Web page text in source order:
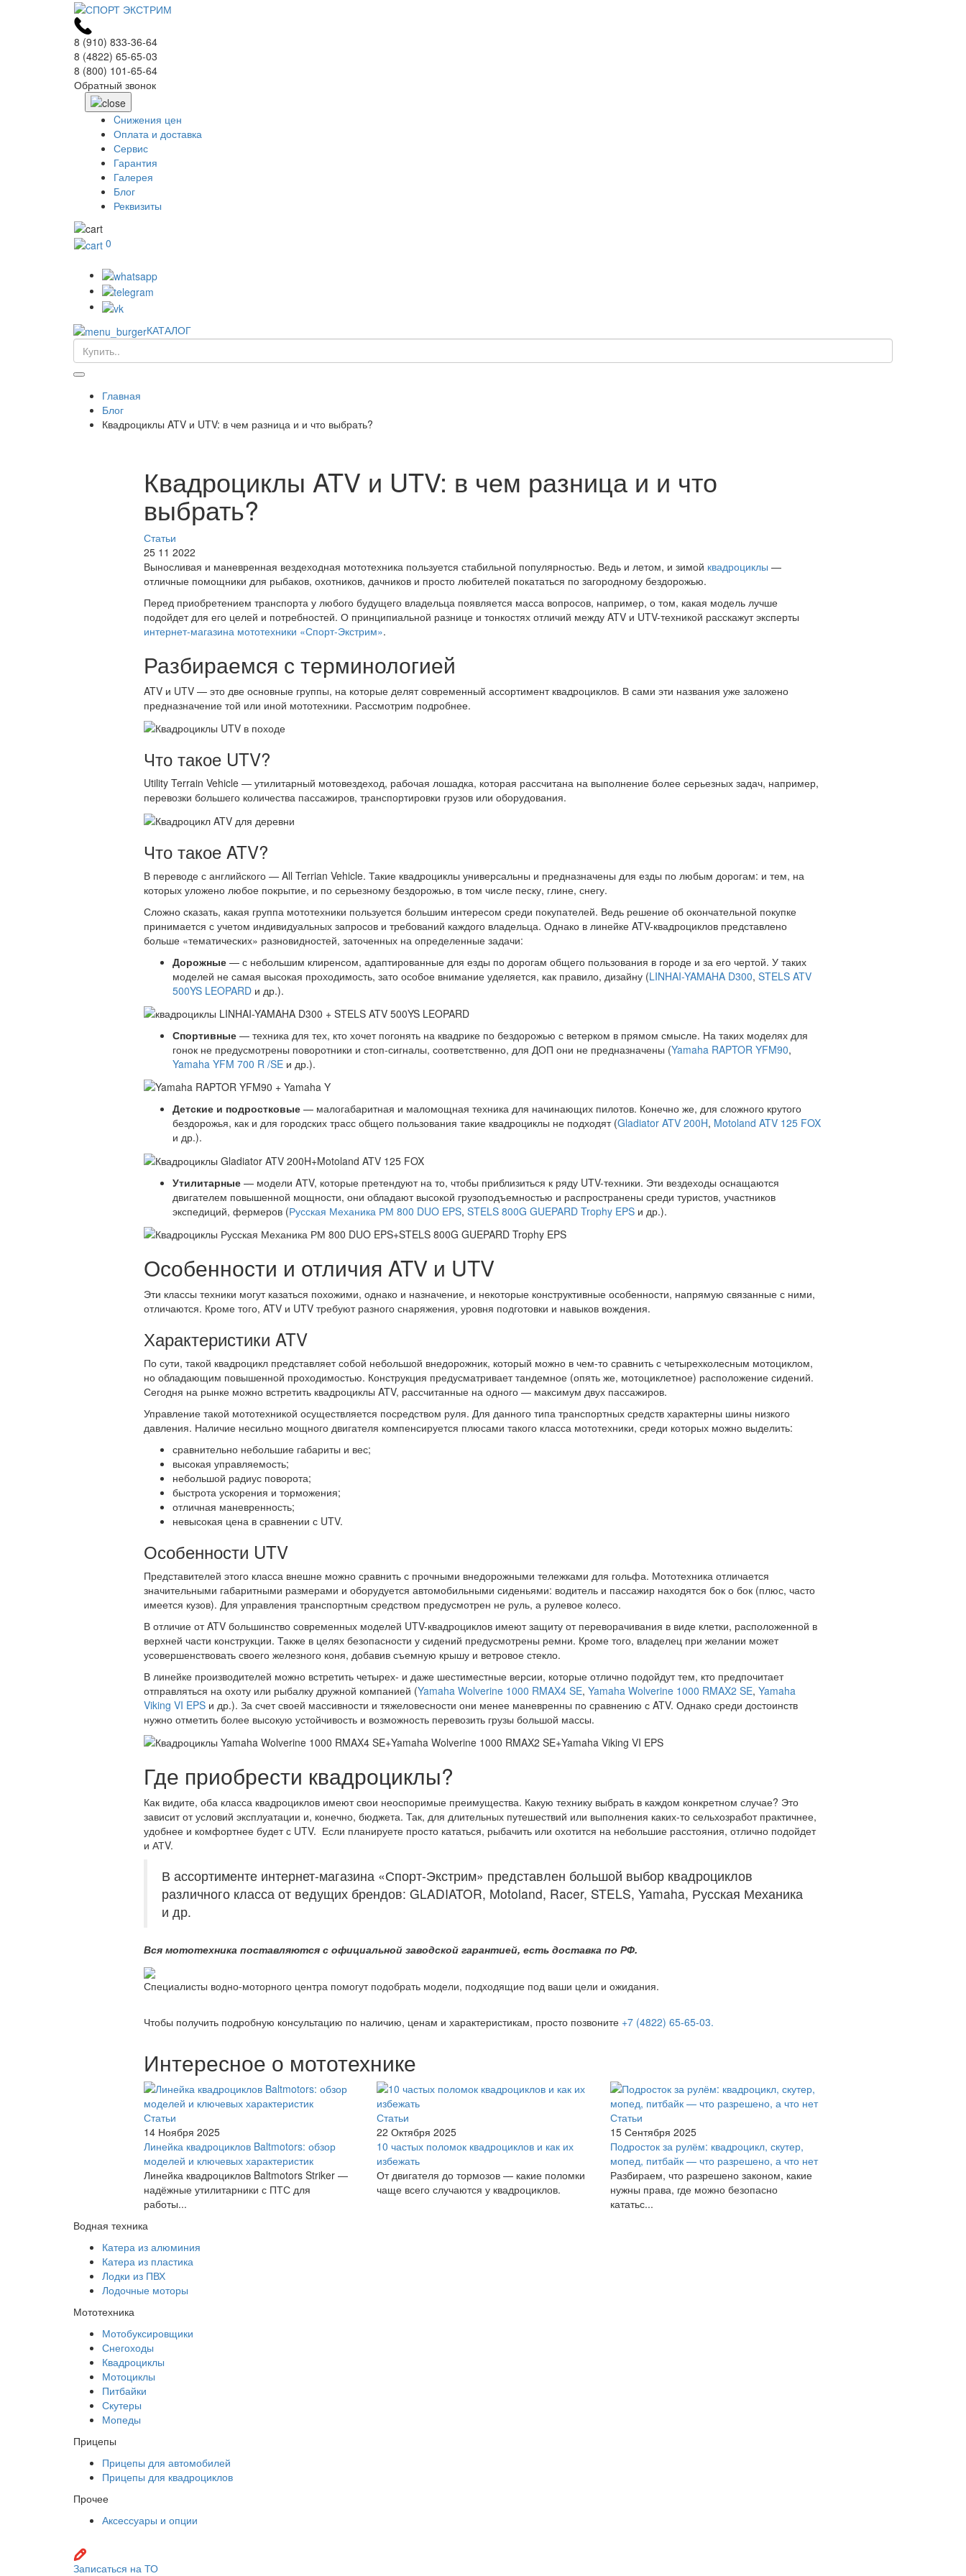
8 (910) 833-36-64
8 (4822) 65-65-03
8 (800) 101-65-64
Обратный звонок
Cнижения цен
Оплата и доставка
Сервис
Гарантия
Галерея
Блог
Реквизиты
0
КАТАЛОГ
Главная
Блог
Квадроциклы ATV и UTV: в чем разница и и что выбрать?
Квадроциклы ATV и UTV: в чем разница и и что
выбрать?
Статьи
25 11 2022
Выносливая и маневренная вездеходная мототехника пользуется стабильной популярностью. Ведь и летом, и зимой квадроциклы —
отличные помощники для рыбаков, охотников, дачников и просто любителей покататься по загородному бездорожью.
Перед приобретением транспорта у любого будущего владельца появляется масса вопросов, например, о том, какая модель лучше
подойдет для его целей и потребностей. О принципиальной разнице и тонкостях отличий между ATV и UTV-техникой расскажут эксперты
интернет-магазина мототехники «Спорт-Экстрим».
Разбираемся с терминологией
ATV и UTV — это две основные группы, на которые делят современный ассортимент квадроциклов. В сами эти названия уже заложено
предназначение той или иной мототехники. Рассмотрим подробнее.
Что такое UTV?
Utility Terrain Vehicle — утилитарный мотовездеход, рабочая лошадка, которая рассчитана на выполнение более серьезных задач, например,
перевозки большего количества пассажиров, транспортировки грузов или оборудования.
Что такое ATV?
В переводе с английского — All Terrian Vehicle. Такие квадроциклы универсальны и предназначены для езды по любым дорогам: и тем, на
которых уложено любое покрытие, и по серьезному бездорожью, в том числе песку, глине, снегу.
Сложно сказать, какая группа мототехники пользуется большим интересом среди покупателей. Ведь решение об окончательной покупке
принимается с учетом индивидуальных запросов и требований каждого владельца. Однако в линейке ATV-квадроциклов представлено
больше «тематических» разновидностей, заточенных на определенные задачи:
Дорожные— с небольшим клиренсом, адаптированные для езды по дорогам общего пользования в городе и за его чертой. У таких
моделей не самая высокая проходимость, зато особое внимание уделяется, как правило, дизайну (LINHAI-YAMAHA D300, STELS ATV
500YS LEOPARDи др.).
Спортивные— техника для тех, кто хочет погонять на квадрике по бездорожью с ветерком в прямом смысле. На таких моделях для
гонок не предусмотрены поворотники и стоп-сигналы, соответственно, для ДОП они не предназначены (Yamaha RAPTOR YFM90,
Yamaha YFM 700 R /SEи др.).
Детские и подростковые— малогабаритная и маломощная техника для начинающих пилотов. Конечно же, для сложного крутого
бездорожья, как и для городских трасс общего пользования такие квадроциклы не подходят (Gladiator ATV 200H, Motoland ATV 125 FOX
и др.).
Утилитарные— модели AТV, которые претендуют на то, чтобы приблизиться к ряду UTV-техники. Эти вездеходы оснащаются
двигателем повышенной мощности, они обладают высокой грузоподъемностью и распространены среди туристов, участников
экспедиций, фермеров (Русская Механика РМ 800 DUO EPS, STELS 800G GUEPARD Trophy EPSи др.).
Особенности и отличия ATV и UTV
Эти классы техники могут казаться похожими, однако и назначение, и некоторые конструктивные особенности, напрямую связанные с ними,
отличаются. Кроме того, ATV и UTV требуют разного снаряжения, уровня подготовки и навыков вождения.
Характеристики ATV
По сути, такой квадроцикл представляет собой небольшой внедорожник, который можно в чем-то сравнить с четырехколесным мотоциклом,
но обладающим повышенной проходимостью. Конструкция предусматривает тандемное (опять же, мотоциклетное) расположение сидений.
Сегодня на рынке можно встретить квадроциклы ATV, рассчитанные на одного — максимум двух пассажиров.
Управление такой мототехникой осуществляется посредством руля. Для данного типа транспортных средств характерны шины низкого
давления. Наличие несильно мощного двигателя компенсируется плюсами такого класса мототехники, среди которых можно выделить:
сравнительно небольшие габариты и вес;
высокая управляемость;
небольшой радиус поворота;
быстрота ускорения и торможения;
отличная маневренность;
невысокая цена в сравнении с UTV.
Особенности UTV
Представителей этого класса внешне можно сравнить с прочными внедорожными тележками для гольфа. Мототехника отличается
значительными габаритными размерами и оборудуется автомобильными сиденьями: водитель и пассажир находятся бок о бок (плюс, часто
имеется кузов). Для управления транспортным средством предусмотрен не руль, а рулевое колесо.
В отличие от ATV большинство современных моделей UTV-квадроциклов имеют защиту от переворачивания в виде клетки, расположенной в
верхней части конструкции. Также в целях безопасности у сидений предусмотрены ремни. Кроме того, владелец при желании может
усовершенствовать своего железного коня, добавив съемную крышу и ветровое стекло.
В линейке производителей можно встретить четырех- и даже шестиместные версии, которые отлично подойдут тем, кто предпочитает
отправляться на охоту или рыбалку дружной компанией (Yamaha Wolverine 1000 RMAX4 SE, Yamaha Wolverine 1000 RMAX2 SE, Yamaha
Viking VI EPSи др.). За счет своей массивности и тяжеловесности они менее маневренны по сравнению с ATV. Однако среди достоинств
нужно отметить более высокую устойчивость и возможность перевозить грузы большой массы.
Где приобрести квадроциклы?
Как видите, оба класса квадроциклов имеют свои неоспоримые преимущества. Какую технику выбрать в каждом конкретном случае? Это
зависит от условий эксплуатации и, конечно, бюджета. Так, для длительных путешествий или выполнения каких-то сельхозработ практичнее,
удобнее и комфортнее будет с UTV. Если планируете просто кататься, рыбачить или охотится на небольшие расстояния, отлично подойдет
и АТV.
В ассортименте интернет-магазина «Спорт-Экстрим» представлен большой выбор квадроциклов
различного класса от ведущих брендов: GLADIATOR, Motoland, Racer, STELS, Yamaha, Русская Механика
и др.
Вся мототехника поставляются с официальной заводской гарантией, есть доставка по РФ.
Специалисты водно-моторного центра помогут подобрать модели, подходящие под ваши цели и ожидания.
Чтобы получить подробную консультацию по наличию, ценам и характеристикам, просто позвоните +7 (4822) 65-65-03.
Интересное о мототехнике
Статьи
14 Ноября 2025
Линейка квадроциклов Baltmotors: обзор
моделей и ключевых характеристик
Линейка квадроциклов Baltmotors Striker —
надёжные утилитарники с ПТС для
работы...
Статьи
22 Октября 2025
10 частых поломок квадроциклов и как их
избежать
От двигателя до тормозов — какие поломки
чаще всего случаются у квадроциклов.
Статьи
15 Сентября 2025
Подросток за рулём: квадроцикл, скутер,
мопед, питбайк — что разрешено, а что нет
Разбираем, что разрешено законом, какие
нужны права, где можно безопасно
кататьс...
Водная техника
Катера из алюминия
Катера из пластика
Лодки из ПВХ
Лодочные моторы
Мототехника
Мотобуксировщики
Снегоходы
Квадроциклы
Мотоциклы
Питбайки
Скутеры
Мопеды
Прицепы
Прицепы для автомобилей
Прицепы для квадроциклов
Прочее
Аксессуары и опции
Записаться на ТО